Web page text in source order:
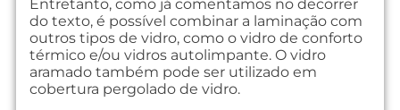
Entretanto, como já comentamos no decorrer
do texto, é possível combinar a laminação com
outros tipos de vidro, como o vidro de conforto
térmico e/ou vidros autolimpante. O vidro
aramado também pode ser utilizado em
cobertura pergolado de vidro.